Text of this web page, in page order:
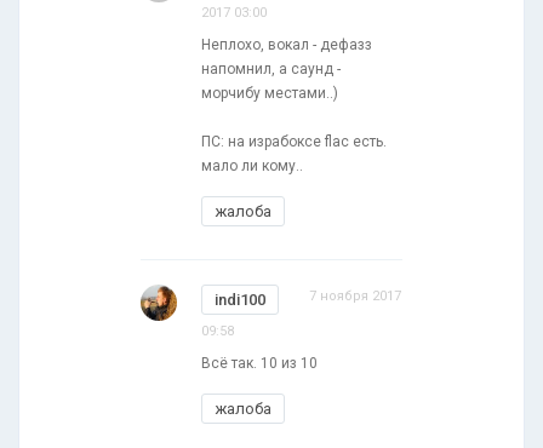
2017 03:00
Неплохо, вокал - дефазз
напомнил, а саунд -
морчибу местами..)
ПС: на израбоксе flac есть.
мало ли кому..
жалоба
indi100 7 ноября 2017
09:58
Всё так. 10 из 10
жалоба